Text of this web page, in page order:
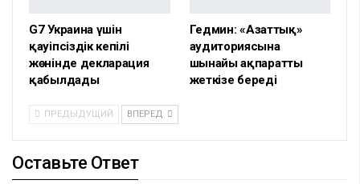
G7 Украина үшін
қауіпсіздік кепілі
жөнінде декларация
қабылдады
Гедмин: «Азаттық»
аудиториясына
шынайы ақпаратты
жеткізе береді
ПРЕДЫДУЩИЙ ВПЕРЕД
Оставьте Ответ